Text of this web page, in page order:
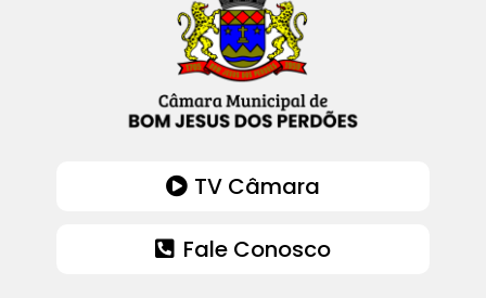
TV Câmara
Fale Conosco